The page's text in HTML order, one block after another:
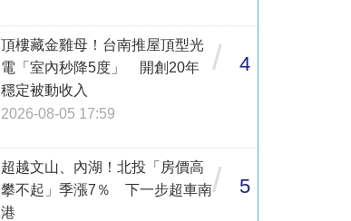
頂樓藏金雞母！台南推屋頂型光
電「室內秒降5度」 開創20年
穩定被動收入
2026-08-05 17:59
/ 4
超越文山、內湖！北投「房價高
攀不起」季漲7％ 下一步超車南
港
/ 5